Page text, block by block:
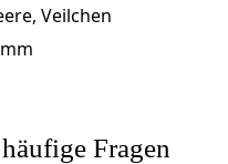
Veilchen
Fragen